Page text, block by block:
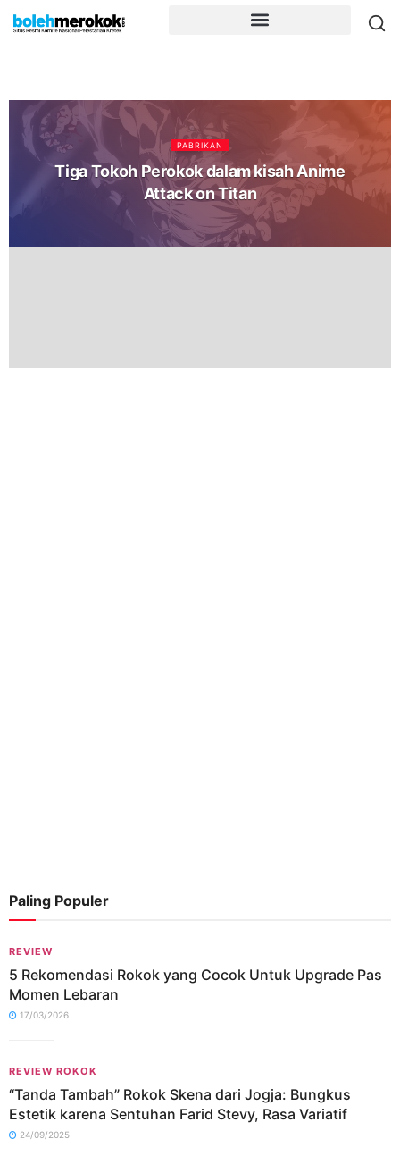
PABRIKAN
Tiga Tokoh Perokok dalam kisah Anime
Attack on Titan
Paling Populer
REVIEW
5 Rekomendasi Rokok yang Cocok Untuk Upgrade Pas
Momen Lebaran
17/03/2026
REVIEW ROKOK
“Tanda Tambah” Rokok Skena dari Jogja: Bungkus
Estetik karena Sentuhan Farid Stevy, Rasa Variatif
24/09/2025